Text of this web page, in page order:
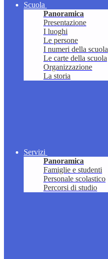
Scuola
Panoramica
Presentazione
I luoghi
Le persone
I numeri della scuola
Le carte della scuola
Organizzazione
La storia
Servizi
Panoramica
Famiglie e studenti
Personale scolastico
Percorsi di studio